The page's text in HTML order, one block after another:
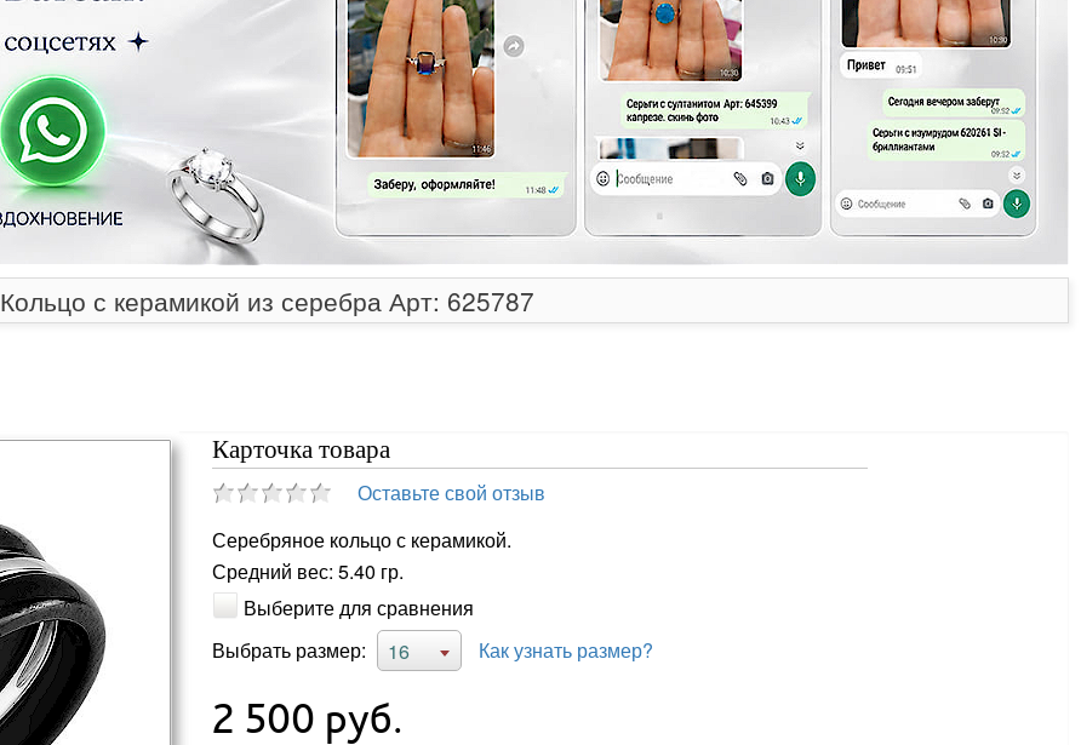
Кольцо с керамикой из серебра Арт: 625787
Карточка товара
Оставьте свой отзыв
Серебряное кольцо с керамикой.
Средний вес: 5.40 гр.
Выберите для сравнения
Выбрать размер:
16 Как узнать размер?
2 500 руб.